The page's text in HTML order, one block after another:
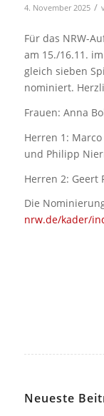
4. November 2025 /
Für das NRW-
am 15./16.11.
gleich sieben
nominiert.
Frauen: Anna
Herren 1:
und Philipp
Herren 2: Geert
Die
nrw.de/kader/
Neueste